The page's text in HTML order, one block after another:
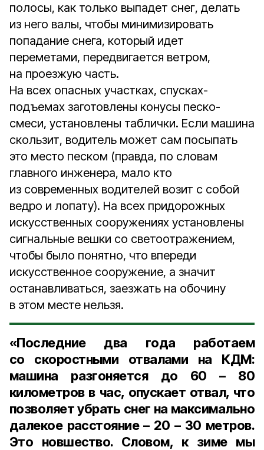
полосы, как только выпадет снег, делать
из него валы, чтобы минимизировать
попадание снега, который идет
переметами, передвигается ветром,
на проезжую часть.
На всех опасных участках, спусках-
подъемах заготовлены конусы песко-
смеси, установлены таблички. Если машина
скользит, водитель может сам посыпать
это место песком (правда, по словам
главного инженера, мало кто
из современных водителей возит с собой
ведро и лопату). На всех придорожных
искусственных сооружениях установлены
сигнальные вешки со светоотражением,
чтобы было понятно, что впереди
искусственное сооружение, а значит
останавливаться, заезжать на обочину
в этом месте нельзя.
«Последние два года работаем
со скоростными отвалами на КДМ:
машина разгоняется до 60 – 80
километров в час, опускает отвал, что
позволяет убрать снег на максимально
далекое расстояние – 20 – 30 метров.
Это новшество. Словом, к зиме мы